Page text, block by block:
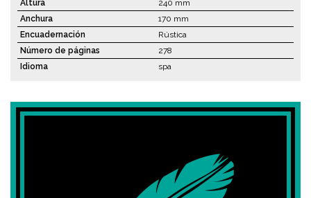
Altura
240 mm
Anchura
170 mm
Encuadernación
Rústica
Número de páginas
278
Idioma
spa